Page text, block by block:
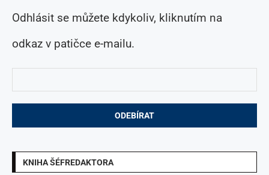
Odhlásit se můžete kdykoliv, kliknutím na
odkaz v patičce e-mailu.
KNIHA ŠÉFREDAKTORA